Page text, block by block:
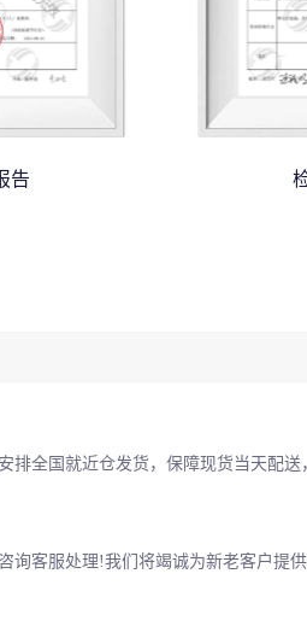
告
排全国就近仓发货，保障现货当天配送
询客服处理!我们将竭诚为新老客户提